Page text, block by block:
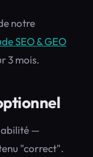
notre
SEO & GEO
3 mois.
—
"correct".